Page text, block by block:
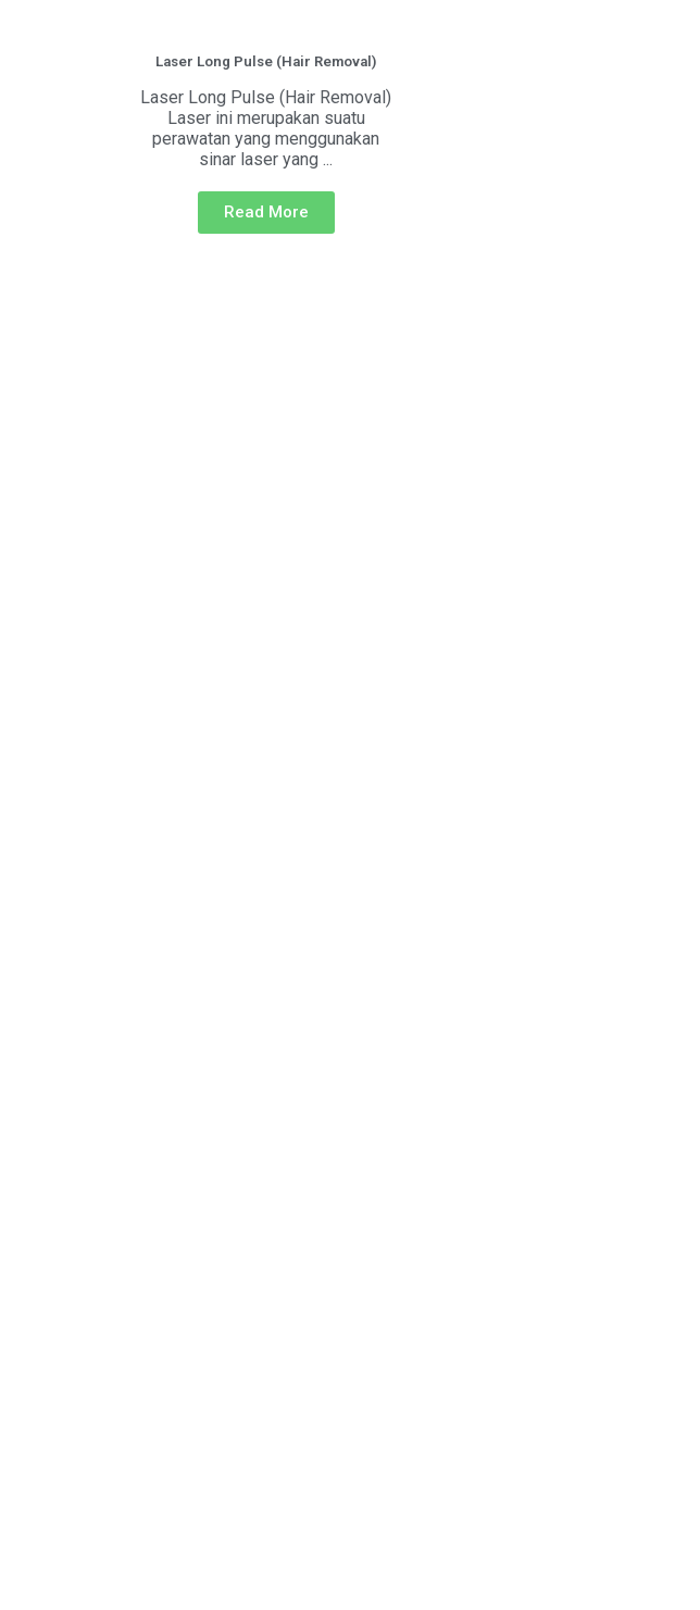
Laser Long Pulse (Hair Removal)
Laser Long Pulse (Hair Removal)
Laser ini merupakan suatu
perawatan yang menggunakan
sinar laser yang ...
Read More